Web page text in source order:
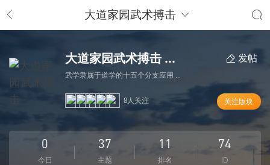
大道家园武术搏击
大道家园武术搏击 ...
武学隶属于道学的十五个分支应用 ...
发帖
8人关注 关注版块
0
今日
37
主题
11
排名
74
ID